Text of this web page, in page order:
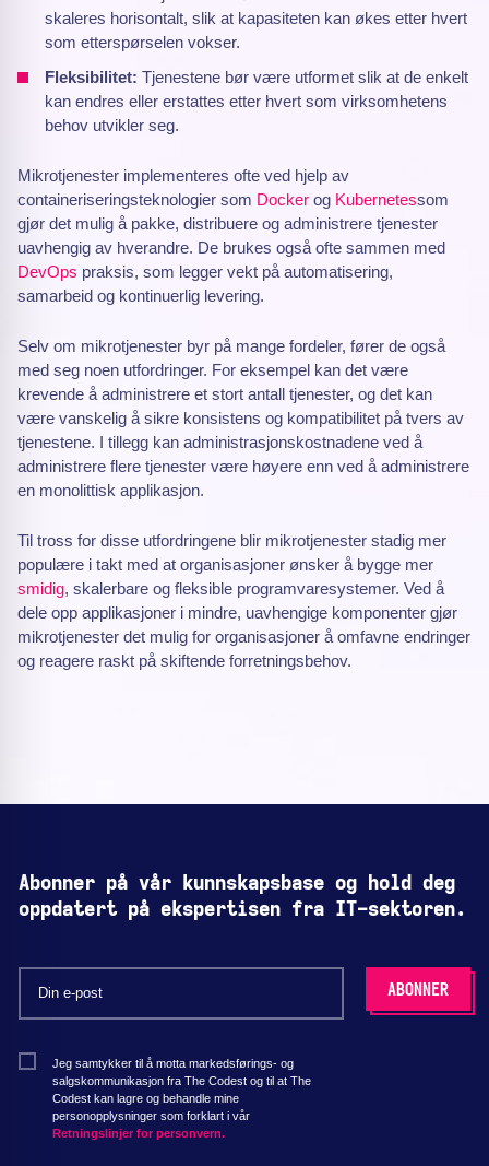
skaleres horisontalt, slik at kapasiteten kan økes etter hvert
som etterspørselen vokser.
Fleksibilitet: Tjenestene bør være utformet slik at de enkelt
kan endres eller erstattes etter hvert som virksomhetens
behov utvikler seg.
Mikrotjenester implementeres ofte ved hjelp av
containeriseringsteknologier som Docker og Kubernetessom
gjør det mulig å pakke, distribuere og administrere tjenester
uavhengig av hverandre. De brukes også ofte sammen med
DevOps praksis, som legger vekt på automatisering,
samarbeid og kontinuerlig levering.
Selv om mikrotjenester byr på mange fordeler, fører de også
med seg noen utfordringer. For eksempel kan det være
krevende å administrere et stort antall tjenester, og det kan
være vanskelig å sikre konsistens og kompatibilitet på tvers av
tjenestene. I tillegg kan administrasjonskostnadene ved å
administrere flere tjenester være høyere enn ved å administrere
en monolittisk applikasjon.
Til tross for disse utfordringene blir mikrotjenester stadig mer
populære i takt med at organisasjoner ønsker å bygge mer
smidig, skalerbare og fleksible programvaresystemer. Ved å
dele opp applikasjoner i mindre, uavhengige komponenter gjør
mikrotjenester det mulig for organisasjoner å omfavne endringer
og reagere raskt på skiftende forretningsbehov.
Abonner på vår kunnskapsbase og hold deg
oppdatert på ekspertisen fra IT-sektoren.
Jeg samtykker til å motta markedsførings- og
salgskommunikasjon fra The Codest og til at The
Codest kan lagre og behandle mine
personopplysninger som forklart i vår
Retningslinjer for personvern.